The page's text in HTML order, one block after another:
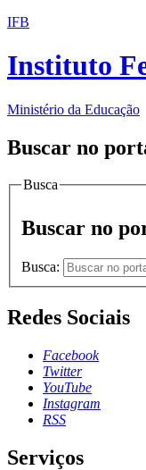
IFB
Instituto
Ministério da Educação
Buscar no
Busca
Buscar no
Busca:
Redes Sociais
Facebook
Twitter
YouTube
Instagram
RSS
Serviços